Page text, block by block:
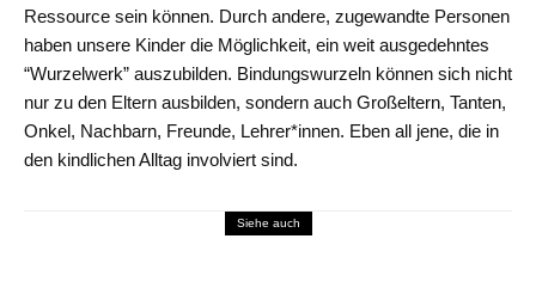
Ressource sein können. Durch andere, zugewandte Personen
haben unsere Kinder die Möglichkeit, ein weit ausgedehntes
“Wurzelwerk” auszubilden. Bindungswurzeln können sich nicht
nur zu den Eltern ausbilden, sondern auch Großeltern, Tanten,
Onkel, Nachbarn, Freunde, Lehrer*innen. Eben all jene, die in
den kindlichen Alltag involviert sind.
Siehe auch